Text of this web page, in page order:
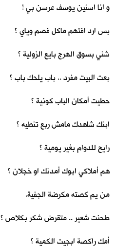
و انا اسنين يوسف عرسن بي !
بس ارد افتهم ماكل فصم وياي ؟
شني بسوق الهرج بايع الزولية ؟
بعت البيت مفرد .. باب يلحك باب ؟
حطيت أمكان الباب كونية ؟
ابنك شاهدك مامش ربع تنطيه ؟
رايح للدوام بغير يومية ؟
هم أملاكي ابوك أمدنك او خجلان ؟
من يم كصته مكرضة الجفية.
طحنت شعير .. متقرض شكر بكلاص ؟
أمك راكصة ابجيت الكمية ؟